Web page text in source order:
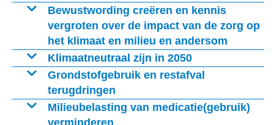
Om de fysieke en mentale gezondheid van mensen te
verbeteren, is onder meer afgesproken dat
zorgorganisaties en overheid:
gezondere, plantaardige en duurzamere voeding
voor patiënten, cliënten en zorgmedewerkers
stimuleren;
nieuwe kennis en ervaring over een gezondheid
Bewustwording creëren en kennis
vergroten over de impact van de zorg op
het klimaat en milieu en andersom
Professionals in de zorg moeten goed weten wat de
relatie is tussen menselijk handelen, klimaat, milieu en
gezondheid. Om dat onder meer voor elkaar te krijgen:
draagt de zorg actief bij aan het maatschappelijke
Klimaatneutraal zijn in 2050
In 2050 wil de zorgsector klimaatneutraal werken. De
Green Deal Duurzame Zorg bevat afspraken om dit doel
te bereiken. Een van de afspraken is dat de zorgsector
toewerkt naar gemiddeld 30% minder CO₂-uitstoot
Grondstofgebruik en restafval
terugdringen
De zorg verbruikt veel materialen, hulp- en
beschermingsmiddelen en grondstoffen. De zorgsector
Milieubelasting van medicatie(gebruik)
verminderen